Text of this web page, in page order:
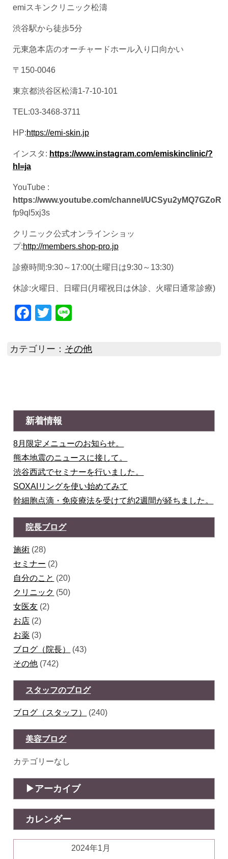
emiスキンクリニック松濤
渋谷駅から徒歩5分
元東急本店のオーチャードホール入り口向かい
〒150-0046
東京都渋谷区松濤1-7-10-101
TEL:03-3468-3711
HP:https://emi-skin.jp
インスタ: https://www.instagram.com/emiskinclinic/?
hl=ja
YouTube :
https://www.youtube.com/channel/
fp9ql5xj3s
クリニック公式オンラインショッ
プ:http://members.shop-pro.jp
診療時間:9:30～17:00(土曜日は9:30～13:30)
休診:火曜日、日曜日(月曜祝日は休診、火曜日通常診療)
Facebook
Twitter
Line
カテゴリー： その他
新着情報
8月限定メニューのお知らせ。
熊本地震のニュースに接して。
渋谷西武でセミナーを行いました。
SOXAIリングを使い始めてみて
幹細胞点滴・免疫療法を受けて約2週間が経ちました。
院長ブログ
施術 (28)
セミナー (2)
自分のこと (20)
クリニック (50)
女医友 (2)
お店 (2)
お薬 (3)
ブログ（院長）
(43)
その他 (742)
スタッフのブログ
ブログ（スタッフ） (240)
美容ブログ
カテゴリーなし
アーカイブ
カレンダー
2024年1月